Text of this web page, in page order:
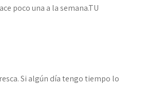
poco una a la semana.TU
Si algún día tengo tiempo lo